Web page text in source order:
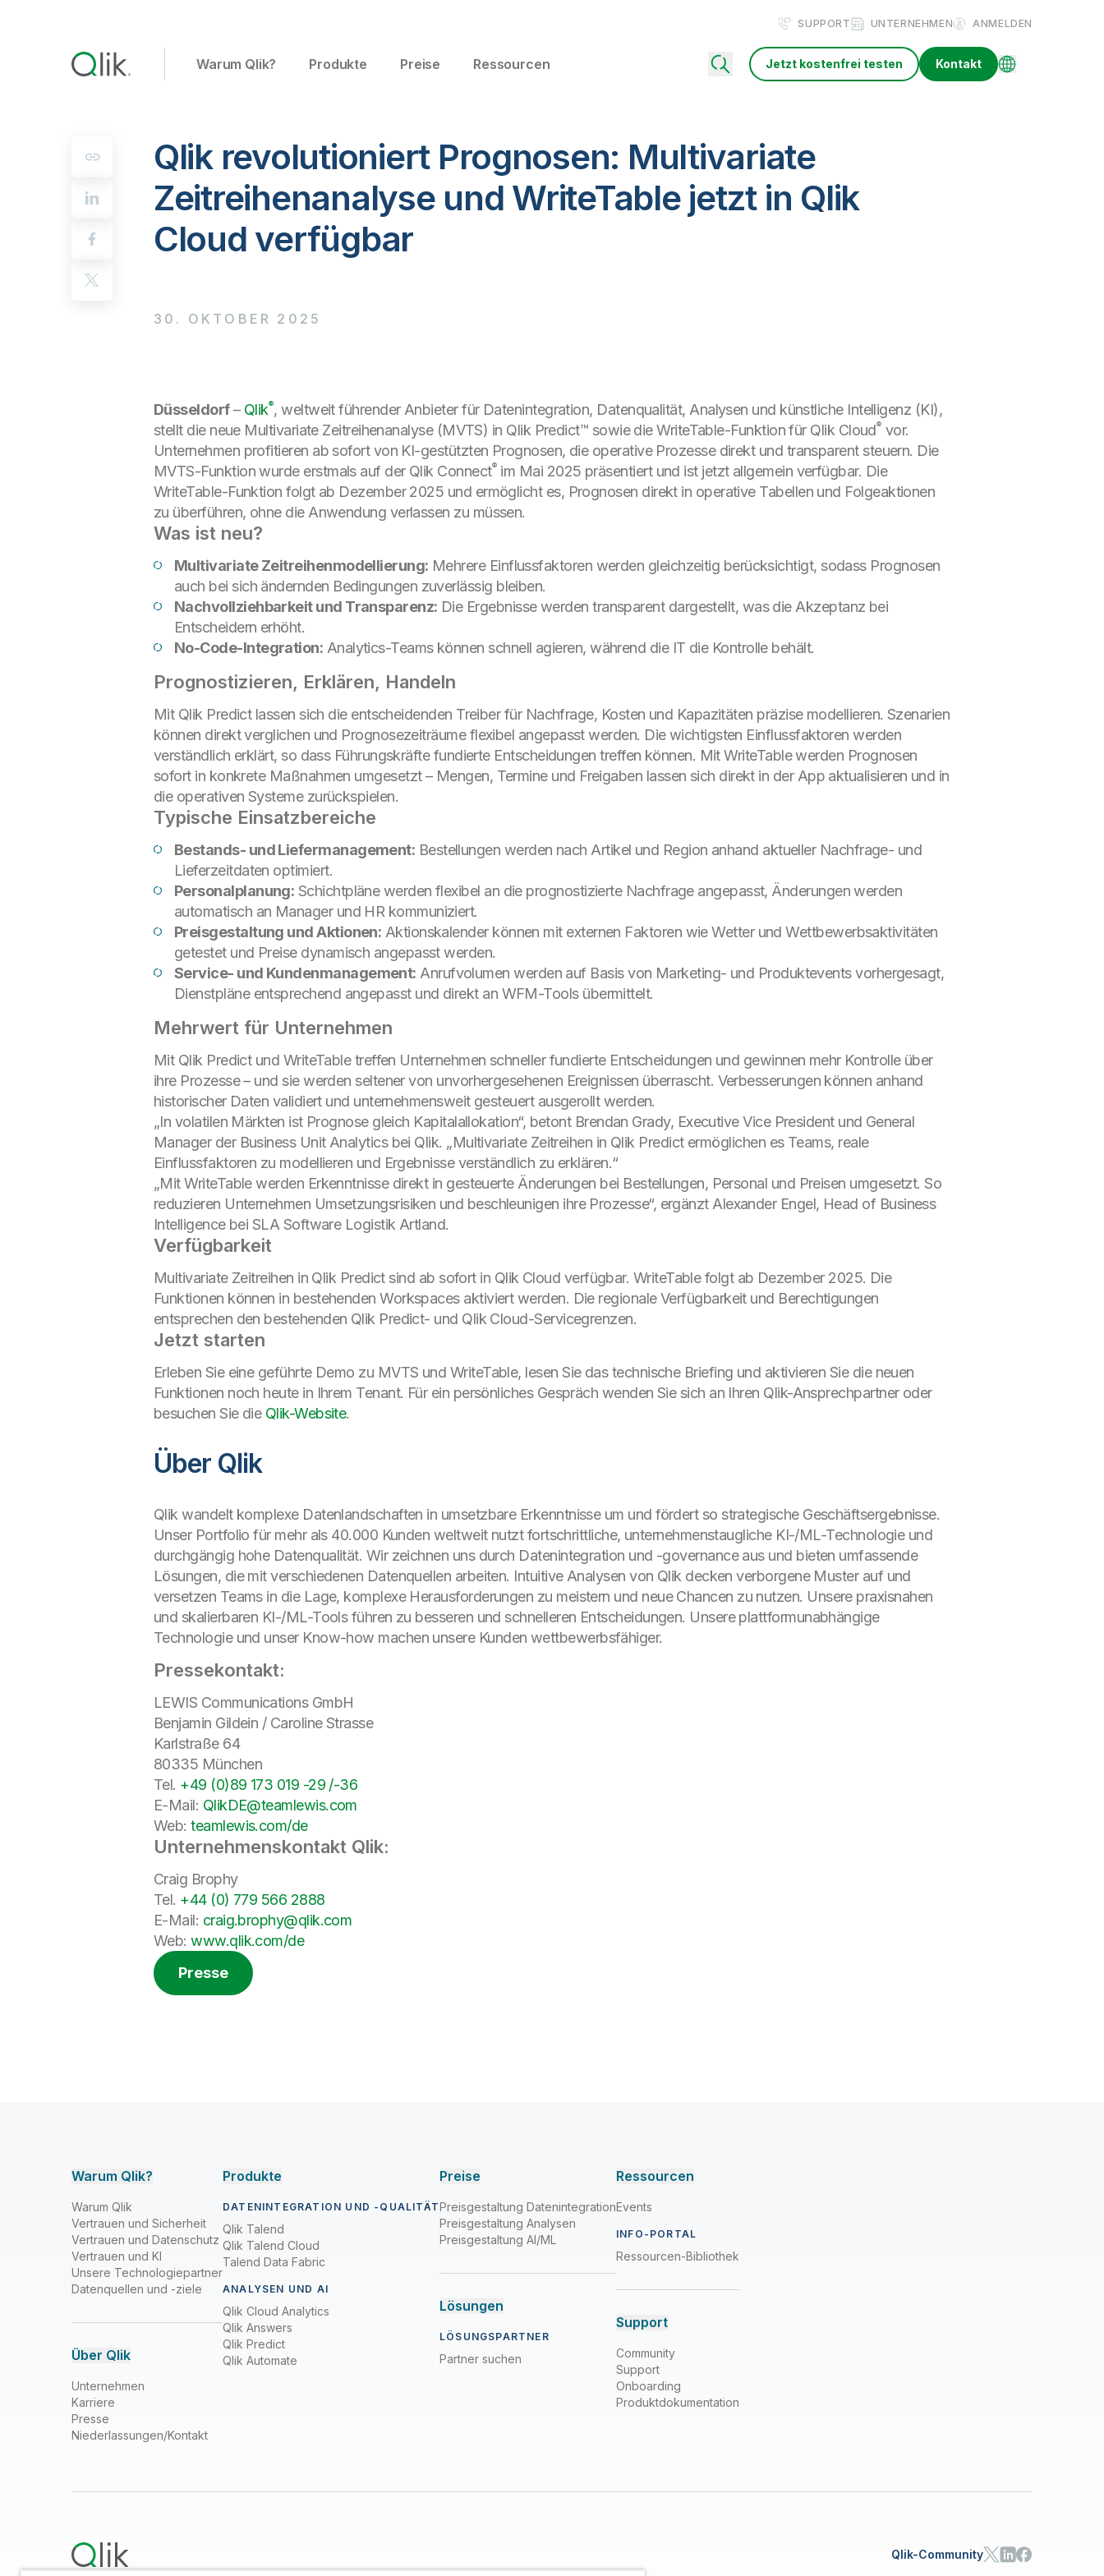
SUPPORT UNTERNEHMEN ANMELDEN
Warum Qlik? Produkte Preise Ressourcen Jetzt kostenfrei testen Kontakt
Qlik revolutioniert Prognosen: Multivariate
Zeitreihenanalyse und WriteTable jetzt in Qlik
Cloud verfügbar
30. OKTOBER 2025
Düsseldorf– Qlik®, weltweit führender Anbieter für Datenintegration, Datenqualität, Analysen und künstliche Intelligenz (KI),
stellt die neue Multivariate Zeitreihenanalyse (MVTS) in Qlik Predict™ sowie die WriteTable-Funktion für Qlik Cloud® vor.
Unternehmen profitieren ab sofort von KI-gestützten Prognosen, die operative Prozesse direkt und transparent steuern. Die
MVTS-Funktion wurde erstmals auf der Qlik Connect® im Mai 2025 präsentiert und ist jetzt allgemein verfügbar. Die
WriteTable-Funktion folgt ab Dezember 2025 und ermöglicht es, Prognosen direkt in operative Tabellen und Folgeaktionen
zu überführen, ohne die Anwendung verlassen zu müssen.
Was ist neu?
Multivariate Zeitreihenmodellierung: Mehrere Einflussfaktoren werden gleichzeitig berücksichtigt, sodass Prognosen
auch bei sich ändernden Bedingungen zuverlässig bleiben.
Nachvollziehbarkeit und Transparenz: Die Ergebnisse werden transparent dargestellt, was die Akzeptanz bei
Entscheidern erhöht.
No-Code-Integration: Analytics-Teams können schnell agieren, während die IT die Kontrolle behält.
Prognostizieren, Erklären, Handeln
Mit Qlik Predict lassen sich die entscheidenden Treiber für Nachfrage, Kosten und Kapazitäten präzise modellieren. Szenarien
können direkt verglichen und Prognosezeiträume flexibel angepasst werden. Die wichtigsten Einflussfaktoren werden
verständlich erklärt, so dass Führungskräfte fundierte Entscheidungen treffen können. Mit WriteTable werden Prognosen
sofort in konkrete Maßnahmen umgesetzt – Mengen, Termine und Freigaben lassen sich direkt in der App aktualisieren und in
die operativen Systeme zurückspielen.
Typische Einsatzbereiche
Bestands- und Liefermanagement: Bestellungen werden nach Artikel und Region anhand aktueller Nachfrage- und
Lieferzeitdaten optimiert.
Personalplanung: Schichtpläne werden flexibel an die prognostizierte Nachfrage angepasst, Änderungen werden
automatisch an Manager und HR kommuniziert.
Preisgestaltung und Aktionen: Aktionskalender können mit externen Faktoren wie Wetter und Wettbewerbsaktivitäten
getestet und Preise dynamisch angepasst werden.
Service- und Kundenmanagement: Anrufvolumen werden auf Basis von Marketing- und Produktevents vorhergesagt,
Dienstpläne entsprechend angepasst und direkt an WFM-Tools übermittelt.
Mehrwert für Unternehmen
Mit Qlik Predict und WriteTable treffen Unternehmen schneller fundierte Entscheidungen und gewinnen mehr Kontrolle über
ihre Prozesse – und sie werden seltener von unvorhergesehenen Ereignissen überrascht. Verbesserungen können anhand
historischer Daten validiert und unternehmensweit gesteuert ausgerollt werden.
„In volatilen Märkten ist Prognose gleich Kapitalallokation“, betont Brendan Grady, Executive Vice President und General
Manager der Business Unit Analytics bei Qlik. „Multivariate Zeitreihen in Qlik Predict ermöglichen es Teams, reale
Einflussfaktoren zu modellieren und Ergebnisse verständlich zu erklären.“
„Mit WriteTable werden Erkenntnisse direkt in gesteuerte Änderungen bei Bestellungen, Personal und Preisen umgesetzt. So
reduzieren Unternehmen Umsetzungsrisiken und beschleunigen ihre Prozesse“, ergänzt Alexander Engel, Head of Business
Intelligence bei SLA Software Logistik Artland.
Verfügbarkeit
Multivariate Zeitreihen in Qlik Predict sind ab sofort in Qlik Cloud verfügbar. WriteTable folgt ab Dezember 2025. Die
Funktionen können in bestehenden Workspaces aktiviert werden. Die regionale Verfügbarkeit und Berechtigungen
entsprechen den bestehenden Qlik Predict- und Qlik Cloud-Servicegrenzen.
Jetzt starten
Erleben Sie eine geführte Demo zu MVTS und WriteTable, lesen Sie das technische Briefing und aktivieren Sie die neuen
Funktionen noch heute in Ihrem Tenant. Für ein persönliches Gespräch wenden Sie sich an Ihren Qlik-Ansprechpartner oder
besuchen Sie die Qlik-Website.
Über Qlik
Qlik wandelt komplexe Datenlandschaften in umsetzbare Erkenntnisse um und fördert so strategische Geschäftsergebnisse.
Unser Portfolio für mehr als 40.000 Kunden weltweit nutzt fortschrittliche, unternehmenstaugliche KI-/ML-Technologie und
durchgängig hohe Datenqualität. Wir zeichnen uns durch Datenintegration und -governance aus und bieten umfassende
Lösungen, die mit verschiedenen Datenquellen arbeiten. Intuitive Analysen von Qlik decken verborgene Muster auf und
versetzen Teams in die Lage, komplexe Herausforderungen zu meistern und neue Chancen zu nutzen. Unsere praxisnahen
und skalierbaren KI-/ML-Tools führen zu besseren und schnelleren Entscheidungen. Unsere plattformunabhängige
Technologie und unser Know-how machen unsere Kunden wettbewerbsfähiger.
Pressekontakt:
LEWIS Communications GmbH
Benjamin Gildein / Caroline Strasse
Karlstraße 64
80335 München
Tel. +49 (0)89 173 019 -29 /-36
E-Mail: QlikDE@teamlewis.com
Web:teamlewis.com/de
Unternehmenskontakt Qlik:
Craig Brophy
Tel. +44 (0) 779 566 2888
E-Mail: craig.brophy@qlik.com
Web:www.qlik.com/de
Presse
Warum Qlik?
Warum Qlik
Vertrauen und Sicherheit
Vertrauen und Datenschutz
Vertrauen und KI
Unsere Technologiepartner
Datenquellen und -ziele
Über Qlik
Unternehmen
Karriere
Presse
Niederlassungen/Kontakt
Produkte
DATENINTEGRATION UND -QUALITÄT
Qlik Talend
Qlik Talend Cloud
Talend Data Fabric
ANALYSEN UND AI
Qlik Cloud Analytics
Qlik Answers
Qlik Predict
Qlik Automate
Preise
Preisgestaltung Datenintegration
Preisgestaltung Analysen
Preisgestaltung AI/ML
Lösungen
LÖSUNGSPARTNER
Partner suchen
Ressourcen
Events
INFO-PORTAL
Ressourcen-Bibliothek
Support
Community
Support
Onboarding
Produktdokumentation
Qlik-Community